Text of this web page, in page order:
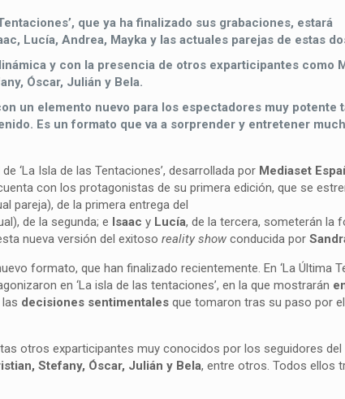
que ya ha finalizado sus grabaciones, estará
Lucía, Andrea, Mayka y las actuales parejas de estas
y con la presencia de otros exparticipantes como
Óscar, Julián y Bela.
un elemento nuevo para los espectadores muy potente
Es un formato que va a sorprender y entretener
‘La Isla de las Tentaciones’, desarrollada por Mediaset
con los protagonistas de su primera edición, que se
pareja), de la primera entrega del
de la segunda; e Isaac y Lucía, de la tercera, someterán la
nueva versión del exitosoreality show conducida por
formato, que han finalizado recientemente. En ‘La Última
en ‘La isla de las tentaciones’, en la que mostrarán
decisiones sentimentales que tomaron tras su paso por
otros exparticipantes muy conocidos por los seguidores del
Stefany, Óscar, Julián y Bela, entre otros. Todos ellos